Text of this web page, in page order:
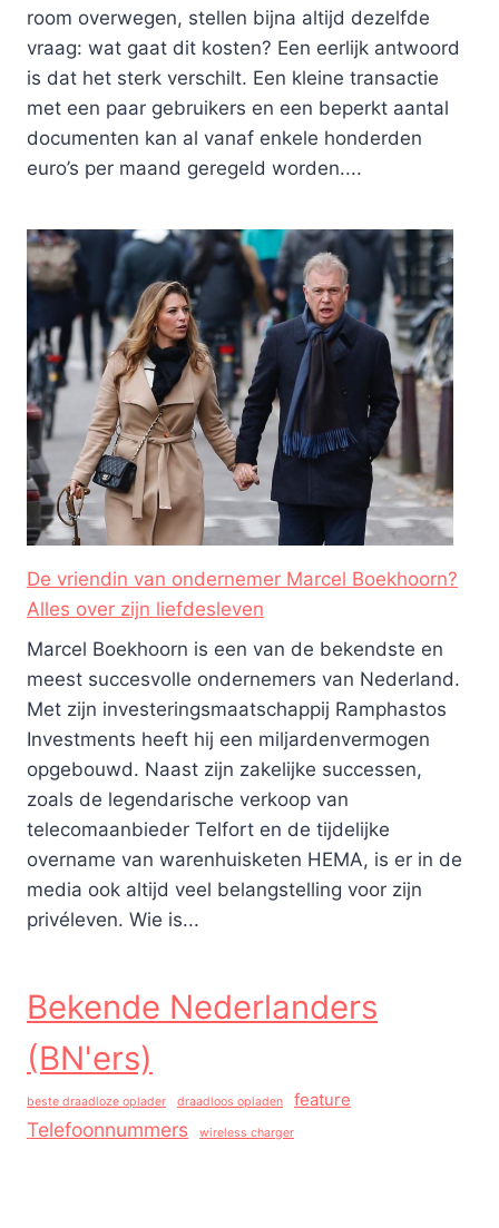
room overwegen, stellen bijna altijd dezelfde
vraag: wat gaat dit kosten? Een eerlijk antwoord
is dat het sterk verschilt. Een kleine transactie
met een paar gebruikers en een beperkt aantal
documenten kan al vanaf enkele honderden
euro’s per maand geregeld worden....
De vriendin van ondernemer Marcel Boekhoorn?
Alles over zijn liefdesleven
Marcel Boekhoorn is een van de bekendste en
meest succesvolle ondernemers van Nederland.
Met zijn investeringsmaatschappij Ramphastos
Investments heeft hij een miljardenvermogen
opgebouwd. Naast zijn zakelijke successen,
zoals de legendarische verkoop van
telecomaanbieder Telfort en de tijdelijke
overname van warenhuisketen HEMA, is er in de
media ook altijd veel belangstelling voor zijn
privéleven. Wie is...
Bekende Nederlanders
(BN'ers)
beste draadloze oplader draadloos opladen feature
Telefoonnummers wireless charger